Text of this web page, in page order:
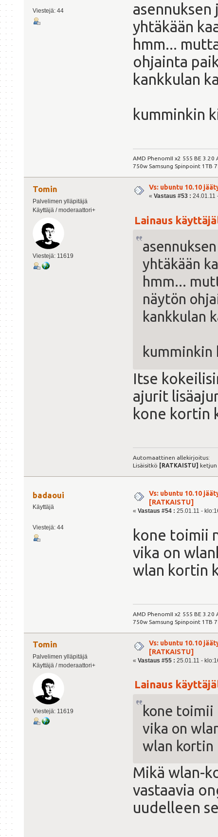
Viestejä: 44
yhtäkään
hmm...
ohjainta
kankkulan
kumminkin
AMD PhenomII x2 555 BE 3.20
750w Samsung Spinpoint 1TB
Tomin
Palvelimen ylläpitäjä
Käyttäjä / moderaattori+
Viestejä: 11619
Vs: ubuntu 10.10
« Vastaus #53 : 24.01.11
Lainaus
yhtäkään
hmm...
näytön
kankkulan
Itse
ajurit
kone kortin
Automaattinen allekirjoitus:
Lisäisitkö [RATKAISTU]
badaoui
Käyttäjä
Viestejä: 44
Vs: ubuntu 10.10
[RATKAISTU]
« Vastaus #54 : 25.01.11 -
kone toimii
vika on
wlan kortin
AMD PhenomII x2 555 BE 3.20
750w Samsung Spinpoint 1TB
Tomin
Palvelimen ylläpitäjä
Käyttäjä / moderaattori+
Viestejä: 11619
Vs: ubuntu 10.10
[RATKAISTU]
« Vastaus #55 : 25.01.11 -
Lainaus
kone
vika on
wlan kortin
Mikä wlan-
vastaavia
uudelleen